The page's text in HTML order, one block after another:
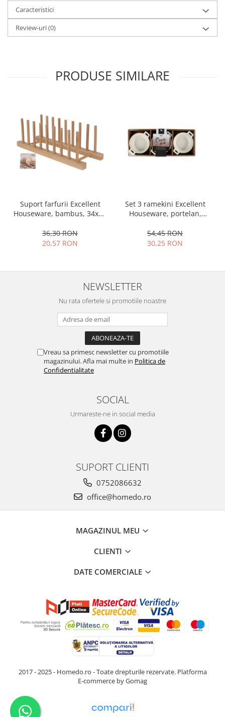
Tavi si forme fursecuri
Ustensile antiaderente
Ustensile de masura
Caracteristici
Review-uri(0)
PRODUSE SIMILARE
Suport farfurii Excellent
Houseware, bambus, 34x12
36,30 RON
20,57 RON
Set 3 ramekini Excellent
Houseware, portelan,
54,45 RON
30,25 RON
NEWSLETTER
Nu rata ofertele si promotiile noastre
Vreau sa primesc newsletter cu promotiile
magazinului. Afla mai multe in Politica de
Confidentialitate
SOCIAL
Urmareste-ne in social media
SUPORT CLIENTI
0752086632
office@homedo.ro
MAGAZINUL MEU
CLIENTI
DATE COMERCIALE
2017 - 2025 - Homedo.ro - Toate drepturile rezervate. Platforma
E-commerce by Gomag